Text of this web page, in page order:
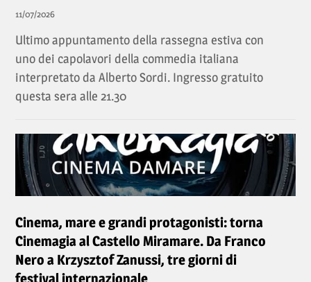
11/07/2026
Ultimo appuntamento della rassegna estiva con
uno dei capolavori della commedia italiana
interpretato da Alberto Sordi. Ingresso gratuito
questa sera alle 21.30
Cinema, mare e grandi protagonisti: torna
Cinemagia al Castello Miramare. Da Franco
Nero a Krzysztof Zanussi, tre giorni di